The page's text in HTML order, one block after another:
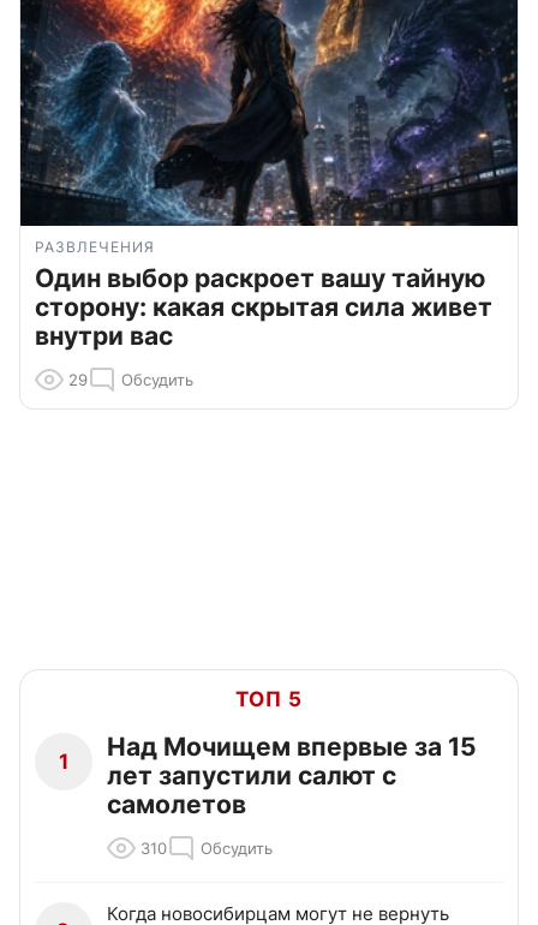
РАЗВЛЕЧЕНИЯ
Один выбор раскроет вашу тайную
сторону: какая скрытая сила живет
внутри вас
29 Обсудить
ТОП 5
1
Над Мочищем впервые за 15
лет запустили салют с
самолетов
310 Обсудить
Когда новосибирцам могут не вернуть